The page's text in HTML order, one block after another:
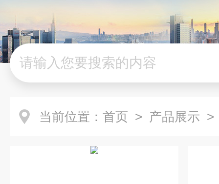
当前位置： 首页 > 产品展示